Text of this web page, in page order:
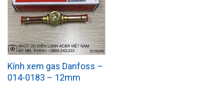
Kính xem gas Danfoss –
014-0183 – 12mm